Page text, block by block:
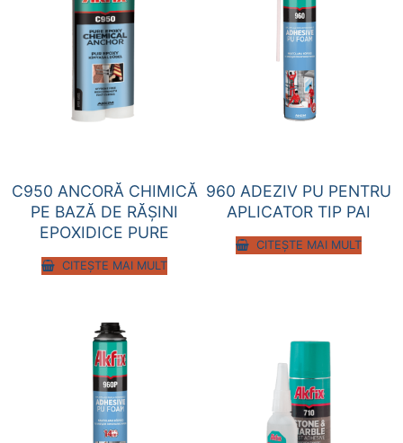
C950 ANCORĂ CHIMICĂ
PE BAZĂ DE RĂŞINI
EPOXIDICE PURE
CITEȘTE MAI MULT
960 ADEZIV PU PENTRU
APLICATOR TIP PAI
CITEȘTE MAI MULT